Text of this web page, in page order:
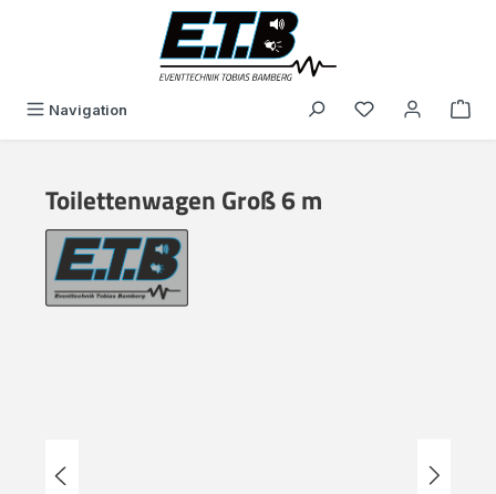
Navigation You have 0
Toilettenwagen Groß 6 m